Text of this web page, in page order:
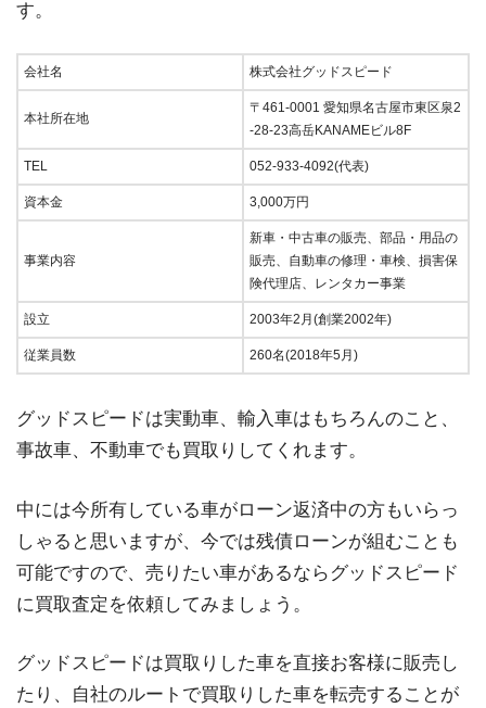
す。
会社名 株式会社グッドスピード
本社所在地
〒461-0001 愛知県名古屋市東区泉2
-28-23高岳KANAMEビル8F
TEL 052-933-4092(代表)
資本金 3,000万円
事業内容
新車・中古車の販売、部品・用品の
販売、自動車の修理・車検、損害保
険代理店、レンタカー事業
設立 2003年2月(創業2002年)
従業員数 260名(2018年5月)
グッドスピードは実動車、輸入車はもちろんのこと、
事故車、不動車でも買取りしてくれます。
中には今所有している車がローン返済中の方もいらっ
しゃると思いますが、今では残債ローンが組むことも
可能ですので、売りたい車があるならグッドスピード
に買取査定を依頼してみましょう。
グッドスピードは買取りした車を直接お客様に販売し
たり、自社のルートで買取りした車を転売することが